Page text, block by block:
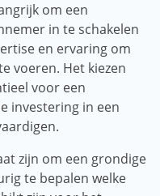
om een
in te schakelen
en ervaring om
voeren. Het kiezen
voor een
investering in een
zijn om een ​​grondige
te bepalen welke